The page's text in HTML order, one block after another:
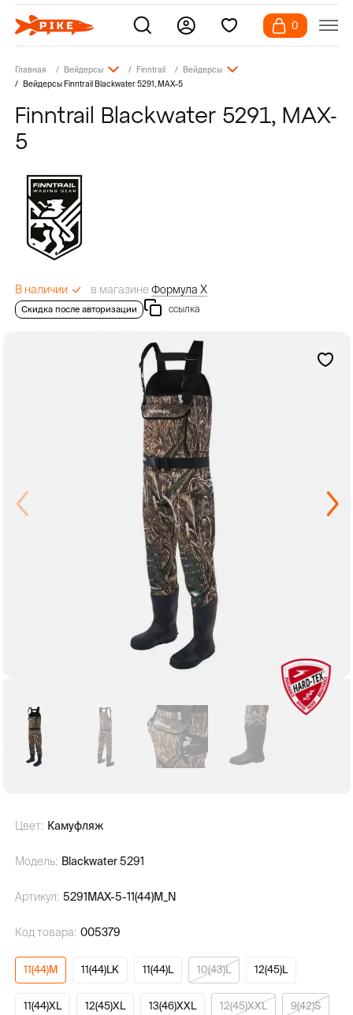
0
Главная Вейдерсы Finntrail
Вейдерсы
Вейдерсы Finntrail Blackwater 5291, MAX-5
Finntrail Blackwater 5291, MAX-
5
В наличии в магазинеФормула Х
ссылка
Скидка после авторизации
Цвет: Камуфляж
Модель: Blackwater 5291
Артикул: 5291MAX-5-11(44)M_N
Код товара: 005379
11(44)M 11(44)LK 11(44)L 10(43)L 12(45)L
11(44)XL 12(45)XL 13(46)XXL 12(45)XXL 9(42)S